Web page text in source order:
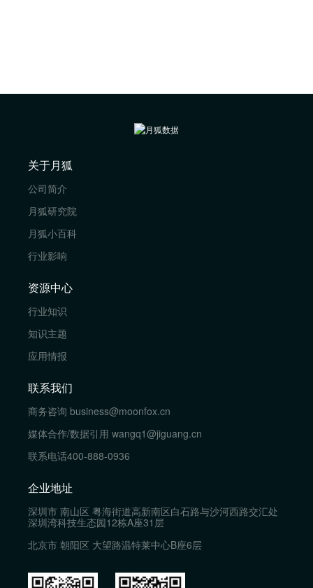
关于月狐
公司简介
月狐研究院
月狐小百科
行业影响
资源中心
行业知识
知识主题
应用情报
联系我们
商务咨询 business@moonfox.cn
媒体合作/数据引用 wangq1@jiguang.cn
联系电话400-888-0936
企业地址
深圳市 南山区 粤海街道高新南区白石路与沙河西路交汇处
深圳湾科技生态园12栋A座31层
北京市 朝阳区 大望路温特莱中心B座6层